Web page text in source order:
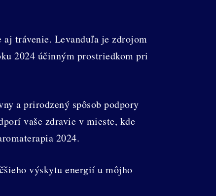
trávenie. Levanduľa je zdrojom
2024 účinným prostriedkom pri
a prirodzený spôsob podpory
vaše zdravie v mieste, kde
2024.
výskytu energií u môjho